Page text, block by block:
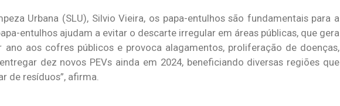
Urbana (SLU), Silvio Vieira, os papa-entulhos são fundamentais para a
entulhos ajudam a evitar o descarte irregular em áreas públicas, que gera
aos cofres públicos e provoca alagamentos, proliferação de doenças,
dez novos PEVs ainda em 2024, beneficiando diversas regiões que
de resíduos”, afirma.